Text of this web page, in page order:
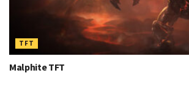
TFT
Malphite TFT